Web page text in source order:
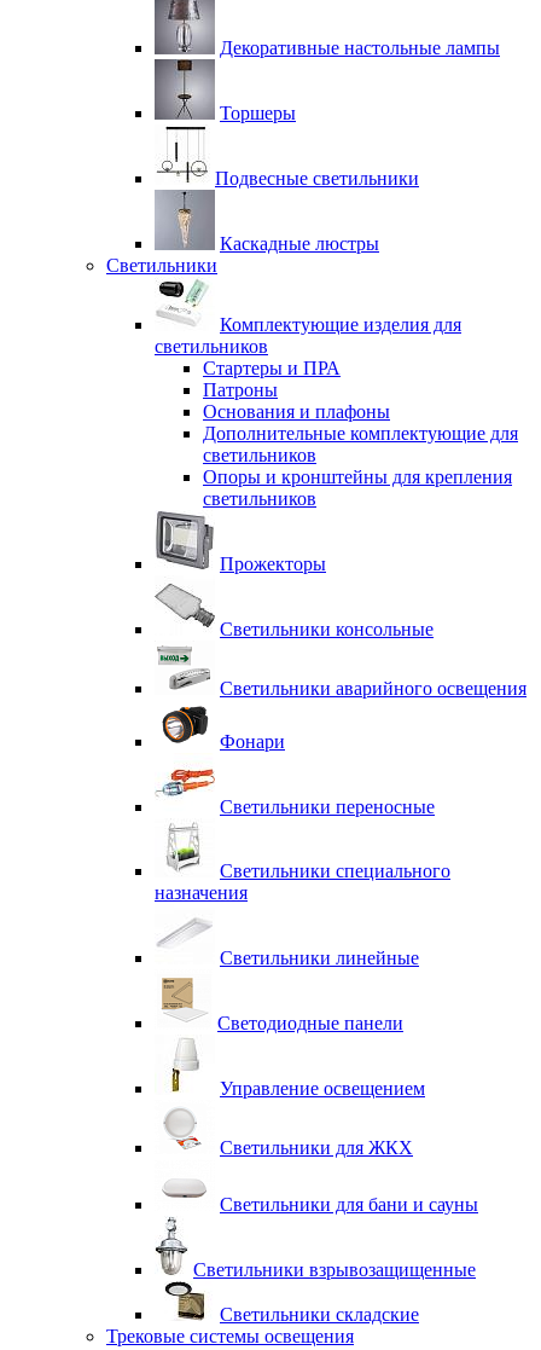
Декоративные настольные лампы
Торшеры
Подвесные светильники
Каскадные люстры
Светильники
Комплектующие изделия для
светильников
Стартеры и ПРА
Патроны
Основания и плафоны
Дополнительные комплектующие для
светильников
Опоры и кронштейны для крепления
светильников
Прожекторы
Светильники консольные
Светильники аварийного освещения
Фонари
Светильники переносные
Светильники специального
назначения
Светильники линейные
Светодиодные панели
Управление освещением
Светильники для ЖКХ
Светильники для бани и сауны
Светильники взрывозащищенные
Светильники складские
Трековые системы освещения